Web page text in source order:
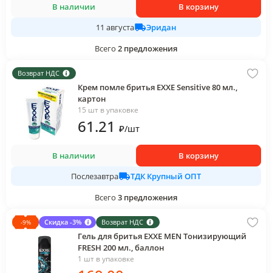
В наличии
В корзину
11 августа
Эридан
Всего 2 предложения
Возврат НДС
Крем помле бритья EXXE Sensitive 80 мл.,
картон
15 шт в упаковке
61.21 ₽/шт
В наличии
В корзину
Послезавтра
ТДК Крупный ОПТ
Всего 3 предложения
-9% Скидка -3% Возврат НДС
Гель для бритья EXXE MEN Тонизирующий
FRESH 200 мл., баллон
1 шт в упаковке